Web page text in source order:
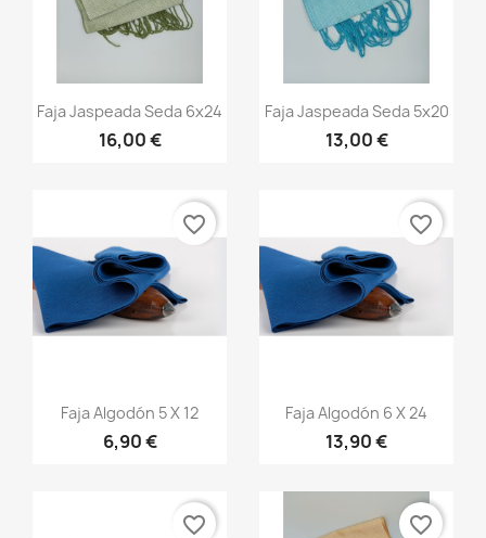
Vista rápida
+13
Faja Jaspeada Seda 6x24
16,00 €
Vista rápida
+13
Faja Jaspeada Seda 5x20
13,00 €
 Vista rápida
+20
Faja Algodón 5 X 12
6,90 €
favorite_border
 Vista rápida
+20
Faja Algodón 6 X 24
13,90 €
favorite_border
favorite_border favorite_border